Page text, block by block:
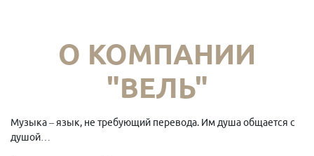
О КОМПАНИИ
"ВЕЛЬ"
Музыка – язык, не требующий перевода. Им душа общается с
душой…